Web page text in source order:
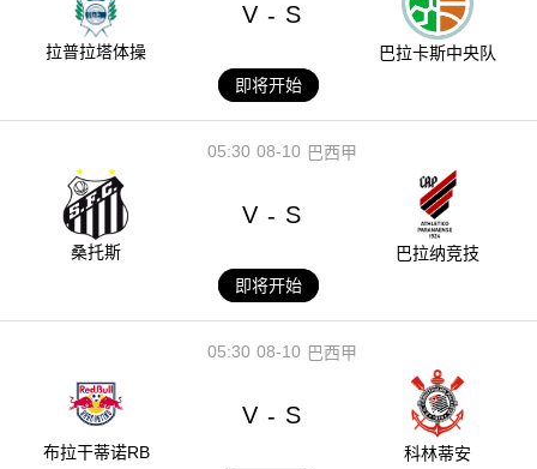
拉普拉塔体操
V - S
巴拉卡斯中央队
即将开始
08-10
05:30 巴西甲
桑托斯
V - S
巴拉纳竞技
即将开始
08-10
05:30 巴西甲
布拉干蒂诺RB
V - S
科林蒂安